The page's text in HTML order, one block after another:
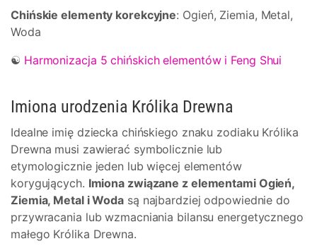
Chińskie elementy korekcyjne: Ogień, Ziemia, Metal,
Woda
☯ Harmonizacja 5 chińskich elementów i Feng Shui
Imiona urodzenia Królika Drewna
Idealne imię dziecka chińskiego znaku zodiaku Królika
Drewna musi zawierać symbolicznie lub
etymologicznie jeden lub więcej elementów
korygujących. Imiona związane z elementami Ogień,
Ziemia, Metal i Woda są najbardziej odpowiednie do
przywracania lub wzmacniania bilansu energetycznego
małego Królika Drewna.